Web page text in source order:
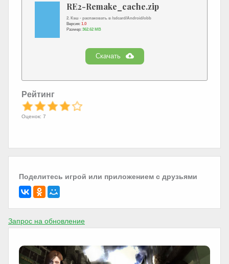
RE2-Remake_cache.zip
2. Кэш - распаковать в /sdcard/Android/obb
Версия: 1.0
Размер: 362.62 MB
Скачать
Рейтинг
Оценок: 7
Поделитесь игрой или приложением с друзьями
Запрос на обновление